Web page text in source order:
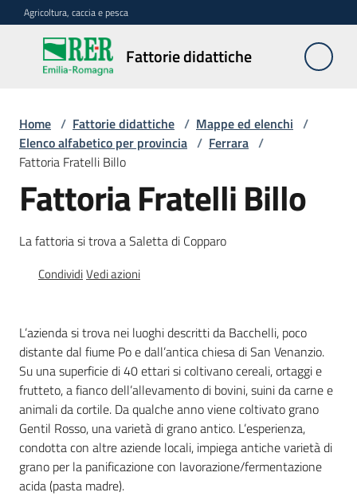
Vai al contenuto
Vai alla navigazione
Vai al footer
Agricoltura, caccia e pesca
Fattorie didattiche
Fattorie
didattiche
Trova
sulla
Menu selezionato
necessari
Corsi
Agricoltura
in
cifre
Home / Fattorie didattiche / Mappe ed elenchi /
Elenco alfabetico per provincia / Ferrara /
Fattoria Fratelli Billo
Fattoria Fratelli Billo
La fattoria si trova a Saletta di Copparo
CondividiVedi azioni
L’azienda si trova nei luoghi descritti da Bacchelli, poco
distante dal fiume Po e dall’antica chiesa di San Venanzio.
Su una superficie di 40 ettari si coltivano cereali, ortaggi e
frutteto, a fianco dell’allevamento di bovini, suini da carne e
animali da cortile. Da qualche anno viene coltivato grano
Gentil Rosso, una varietà di grano antico. L’esperienza,
condotta con altre aziende locali, impiega antiche varietà di
grano per la panificazione con lavorazione/fermentazione
acida (pasta madre).